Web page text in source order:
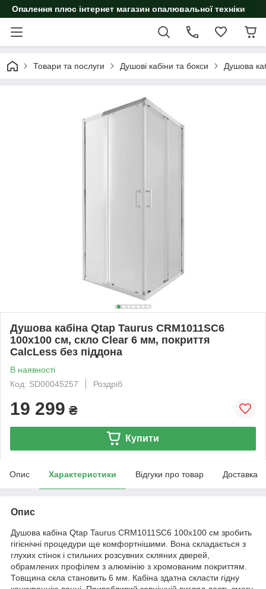
Опалення плюс інтернет магазин опалювальної техніки
Товари та послуги Душові кабіни та бокси Душова
Душова кабіна Qtap Taurus CRM1011SC6
100x100 см, скло Clear 6 мм, покриття
CalcLess без піддона
В наявності
Код: SD00045257
Роздріб
19 299 ₴
Купити
Опис Характеристики Відгуки про товар Доставка
Опис
Душова кабіна Qtap Taurus CRM1011SC6 100x100 см зробить
гігієнічні процедури ще комфортнішими. Вона складається з
глухих стінок і стильних розсувних скляних дверей,
обрамлених профілем з алюмінію з хромованим покриттям.
Товщина скла становить 6 мм. Кабіна здатна скласти гідну